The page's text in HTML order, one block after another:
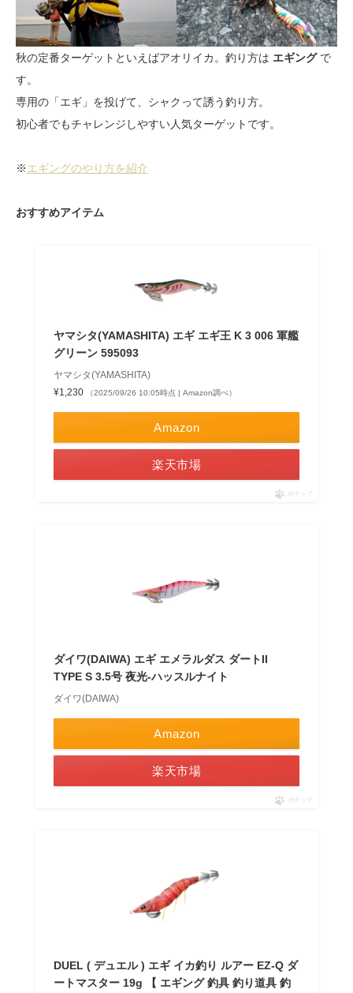
秋の定番ターゲットといえばアオリイカ。釣り方は エギングで
す。
専用の「エギ」を投げて、シャクって誘う釣り方。
初心者でもチャレンジしやすい人気ターゲットです。
※エギングのやり方を紹介
おすすめアイテム
ヤマシタ(YAMASHITA) エギ エギ王 K 3 006 軍艦
グリーン 595093
ヤマシタ(YAMASHITA)
¥1,230
（2025/09/26 10:05時点 | Amazon調べ）
Amazon
楽天市場
ポチップ
ダイワ(DAIWA) エギ エメラルダス ダートII
TYPE S 3.5号 夜光-ハッスルナイト
ダイワ(DAIWA)
Amazon
楽天市場
ポチップ
DUEL ( デュエル ) エギ イカ釣り ルアー EZ-Q ダ
ートマスター 19g 【 エギング 釣具 釣り道具 釣